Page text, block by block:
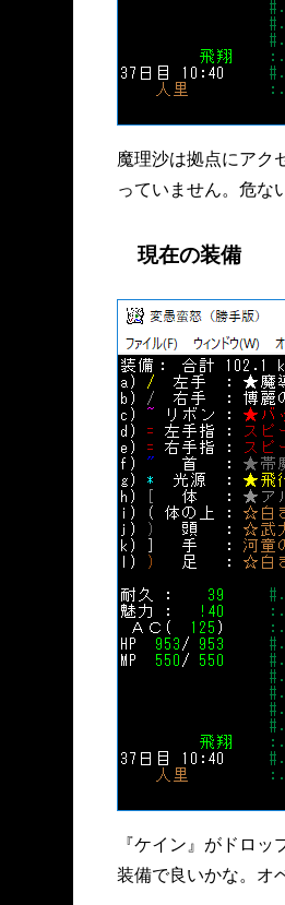
魔理沙は拠点にアク
っていません。危な
現在の装備
『ケイン』がドロ
装備で良いかな。オ